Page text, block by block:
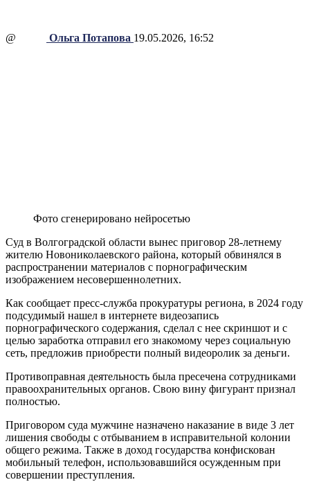
@ Ольга Потапова 19.05.2026, 16:52
Фото сгенерировано нейросетью
Суд в Волгоградской области вынес приговор 28-летнему
жителю Новониколаевского района, который обвинялся в
распространении материалов с порнографическим
изображением несовершеннолетних.
Как сообщает пресс-служба прокуратуры региона, в 2024 году
подсудимый нашел в интернете видеозапись
порнографического содержания, сделал с нее скриншот и с
целью заработка отправил его знакомому через социальную
сеть, предложив приобрести полный видеоролик за деньги.
Противоправная деятельность была пресечена сотрудниками
правоохранительных органов. Свою вину фигурант признал
полностью.
Приговором суда мужчине назначено наказание в виде 3 лет
лишения свободы с отбыванием в исправительной колонии
общего режима. Также в доход государства конфискован
мобильный телефон, использовавшийся осужденным при
совершении преступления.